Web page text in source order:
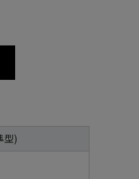
型)